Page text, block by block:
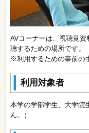
AVコーナーは、視聴覚
聴するための場所です。
※利用するための事前の
利用対象者
本学の学部学生、大学院
ん。）